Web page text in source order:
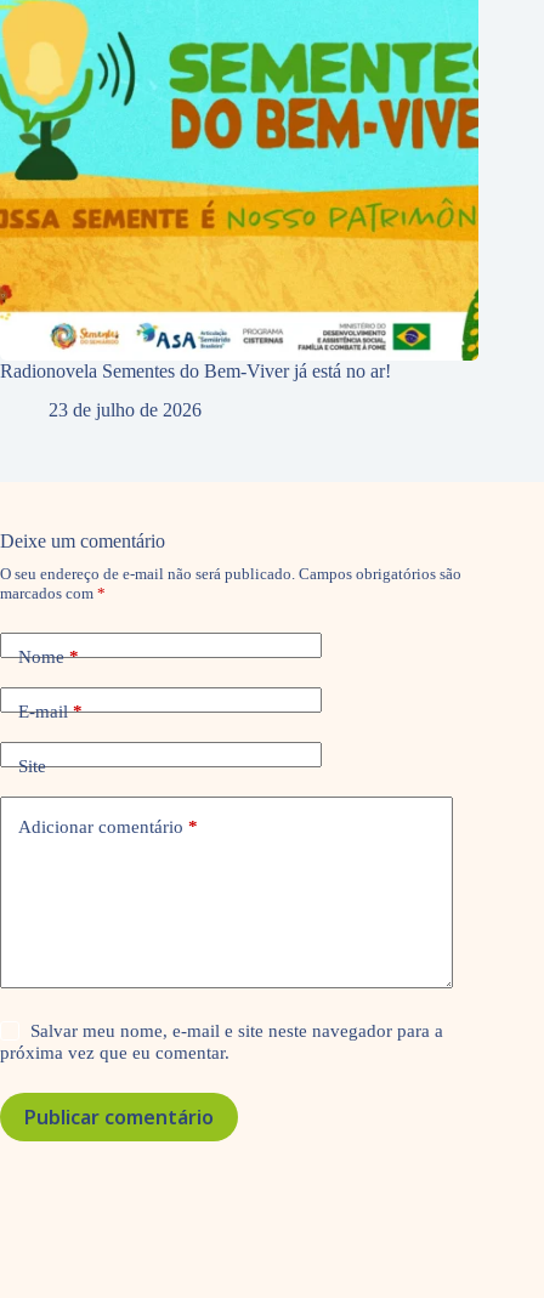
Radionovela Sementes do Bem-Viver já está no ar!
23 de julho de 2026
Deixe um comentário
O seu endereço de e-mail não será publicado. Campos obrigatórios são
marcados com *
Nome*
E-mail*
Site
Adicionar comentário *
Salvar meu nome, e-mail e site neste navegador para a
próxima vez que eu comentar.
Publicar comentário